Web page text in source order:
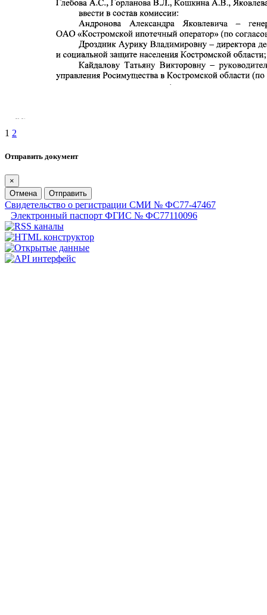
1 2
Отправить документ
×
Отмена
Отправить
Свидетельство о регистрации СМИ № ФС77-47467
Электронный паспорт ФГИС № ФС77110096